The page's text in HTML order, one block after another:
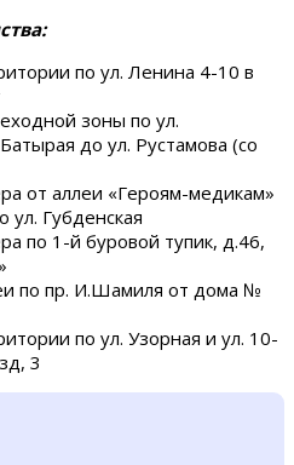
по ул. Ленина 4-10 в
зоны по ул.
до ул. Рустамова (со
от аллеи «Героям-медикам»
ул. Губденская
по 1-й буровой тупик, д.46,
по пр. И.Шамиля от дома №
по ул. Узорная и ул. 10-
3